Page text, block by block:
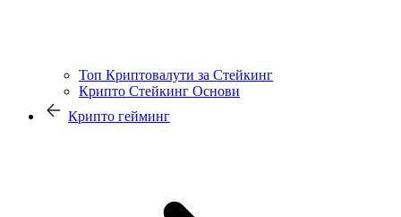
Топ Криптовалути за Стейкинг
Крипто Стейкинг Основи
Крипто гейминг